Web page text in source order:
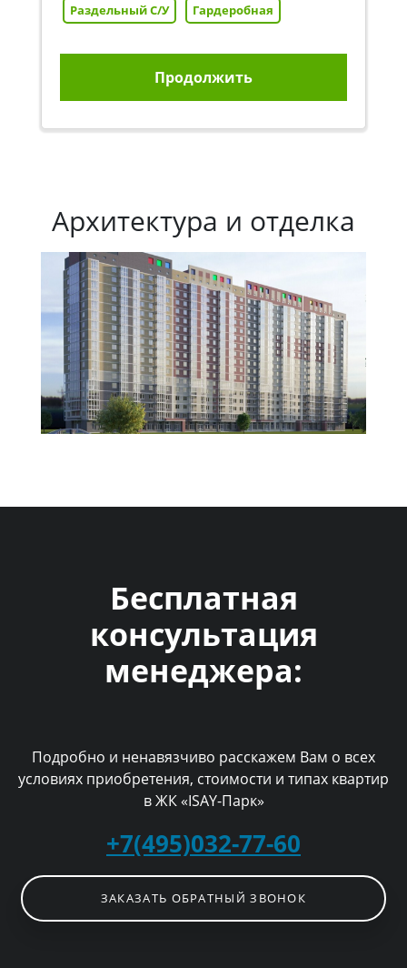
Раздельный С/У
Гардеробная
Продолжить
Архитектура и отделка
Бесплатная
консультация
менеджера:
Подробно и ненавязчиво расскажем Вам о всех
условиях приобретения, стоимости и типах квартир
в ЖК «ISAY-Парк»
+7(495)032-77-60
ЗАКАЗАТЬ ОБРАТНЫЙ ЗВОНОК